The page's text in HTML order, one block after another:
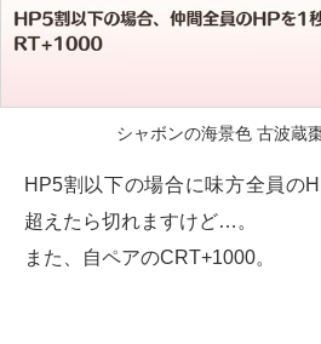
シャボンの海景色 古波蔵
HP5割以下の場合に味方全員の
超えたら切れますけど…。
また、自ペアのCRT+1000。